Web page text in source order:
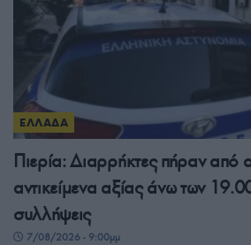
ΕΛΛΑΔΑ
Πιερία: Διαρρήκτες πήραν από
αντικείμενα αξίας άνω των
συλλήψεις
7/08/2026 - 9:00μμ